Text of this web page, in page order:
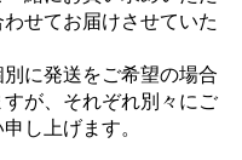
せてお届けさせていた
に発送をご希望の場合
が、それぞれ別々にご
し上げます。